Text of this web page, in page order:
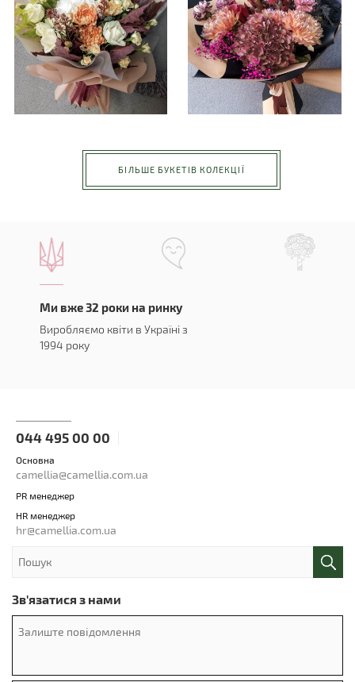
БІЛЬШЕ БУКЕТІВ КОЛЕКЦІЇ
Ми вже 32 роки на ринку
Виробляємо квіти в Україні з
1994 року
044 495 00 00
Основна
camellia@camellia.com.ua
PR менеджер
HR менеджер
hr@camellia.com.ua
Зв'язатися з нами